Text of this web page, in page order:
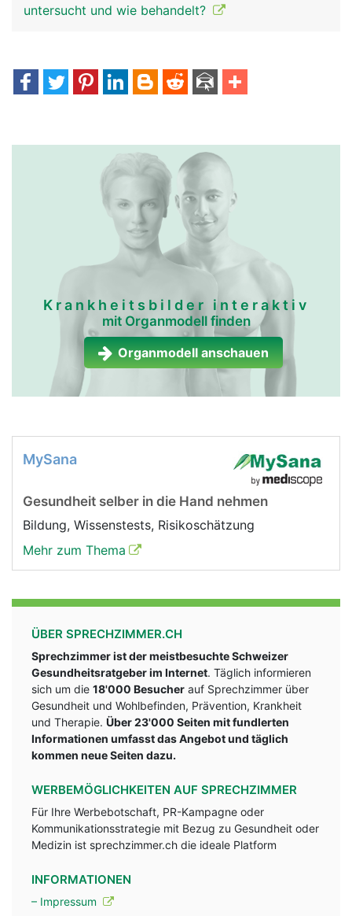
untersucht und wie behandelt?
Krankheitsbilder interaktiv
mit Organmodell finden
Organmodell anschauen
MySana
Gesundheit selber in die Hand nehmen
Bildung, Wissenstests, Risikoschätzung
Mehr zum Thema
ÜBER SPRECHZIMMER.CH
Sprechzimmer ist der meistbesuchte Schweizer
Gesundheitsratgeber im Internet. Täglich informieren
sich um die 18'000 Besucher auf Sprechzimmer über
Gesundheit und Wohlbefinden, Prävention, Krankheit
und Therapie. Über 23'000 Seiten mit fundlerten
Informationen umfasst das Angebot und täglich
kommen neue Seiten dazu.
WERBEMÖGLICHKEITEN AUF SPRECHZIMMER
Für Ihre Werbebotschaft, PR-Kampagne oder
Kommunikationsstrategie mit Bezug zu Gesundheit oder
Medizin ist sprechzimmer.ch die ideale Platform
INFORMATIONEN
– Impressum